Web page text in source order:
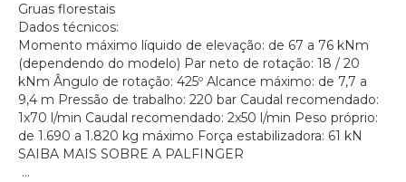
Gruas florestais
Dados técnicos:
Momento máximo líquido de elevação: de 67 a 76 kNm
(dependendo do modelo) Par neto de rotação: 18 / 20
kNm Ângulo de rotação: 425º Alcance máximo: de 7,7 a
9,4 m Pressão de trabalho: 220 bar Caudal recomendado:
1x70 l/min Caudal recomendado: 2x50 l/min Peso próprio:
de 1.690 a 1.820 kg máximo Força estabilizadora: 61 kN
SAIBA MAIS SOBRE A PALFINGER
...